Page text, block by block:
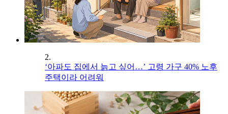
2.
‘아파도 집에서 늙고 싶어…’ 고령 가구 40% 노후
주택이라 어려워